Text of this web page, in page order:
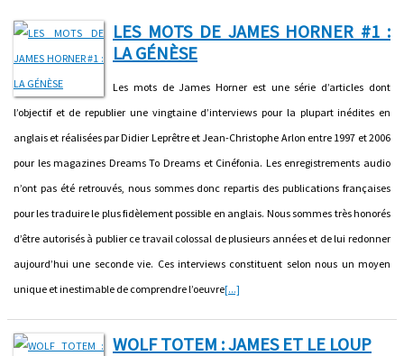
LES MOTS DE JAMES HORNER #1 :
LA GÉNÈSE
Les mots de James Horner est une série d’articles dont
l’objectif et de republier une vingtaine d’interviews pour la plupart inédites en
anglais et réalisées par Didier Leprêtre et Jean-Christophe Arlon entre 1997 et 2006
pour les magazines Dreams To Dreams et Cinéfonia. Les enregistrements audio
n’ont pas été retrouvés, nous sommes donc repartis des publications françaises
pour les traduire le plus fidèlement possible en anglais. Nous sommes très honorés
d’être autorisés à publier ce travail colossal de plusieurs années et de lui redonner
aujourd’hui une seconde vie. Ces interviews constituent selon nous un moyen
unique et inestimable de comprendre l’oeuvre[...]
WOLF TOTEM : JAMES ET LE LOUP